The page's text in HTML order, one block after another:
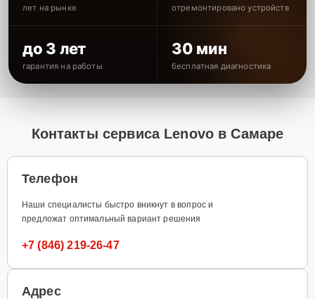
лет на рынке отремонтировано устройств
до 3 лет
гарантия на работы
30 мин
бесплатная диагностика
Контакты сервиса Lenovo в Самаре
Телефон
Наши специалисты быстро вникнут в вопрос и
предложат оптимальный вариант решения
+7 (846) 219-26-47
Адрес